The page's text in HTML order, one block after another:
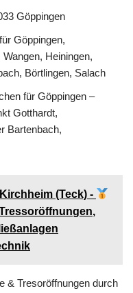
Göppingen
Göppingen,
Heiningen,
Börtlingen, Salach
für Göppingen –
Gotthardt,
Bartenbach,
(Teck) -
& Tresoröffnungen durch